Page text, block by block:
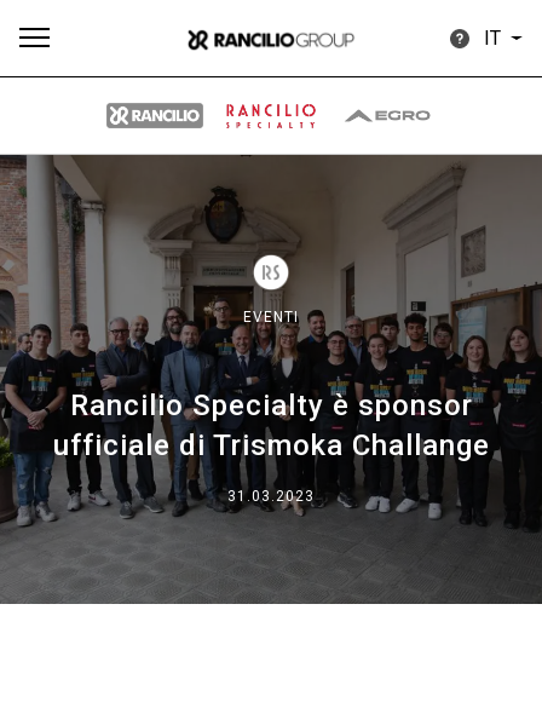
IT
EVENTI
Rancilio Specialty è sponsor
ufficiale di Trismoka Challange
31.03.2023
Tutti Prodotti News Download Altro
Brand
Il gruppo
News